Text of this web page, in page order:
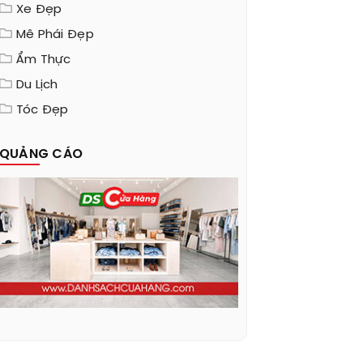
Xe Đẹp
Mê Phái Đẹp
Ẩm Thực
Du Lịch
Tóc Đẹp
CÁO